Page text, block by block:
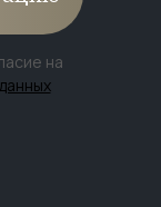
на